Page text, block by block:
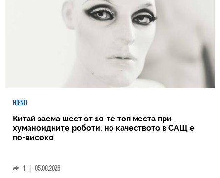
HIEND
Китай заема шест от 10-те топ места при
хуманоидните роботи, но качеството в САЩ е
по-високо
1 | 05.08.2026